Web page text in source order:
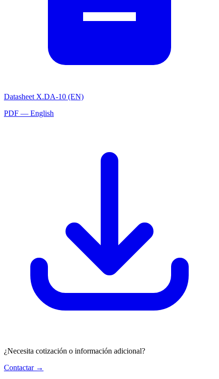
Datasheet X.DA-10 (EN)
PDF — English
¿Necesita cotización o información adicional?
Contactar →